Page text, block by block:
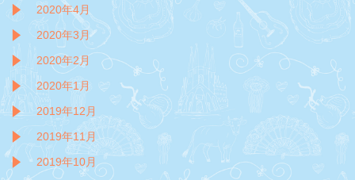
2020年4月
2020年3月
2020年2月
2020年1月
2019年12月
2019年11月
2019年10月